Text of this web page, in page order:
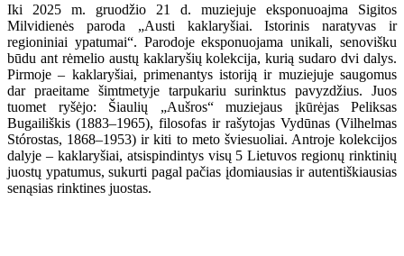
Iki 2025 m. gruodžio 21 d. muziejuje eksponuoajma Sigitos
Milvidienės paroda „Austi kaklaryšiai. Istorinis naratyvas ir
regioniniai ypatumai“. Parodoje eksponuojama unikali, senovišku
būdu ant rėmelio austų kaklaryšių kolekcija, kurią sudaro dvi dalys.
Pirmoje – kaklaryšiai, primenantys istoriją ir muziejuje saugomus
dar praeitame šimtmetyje tarpukariu surinktus pavyzdžius. Juos
tuomet ryšėjo: Šiaulių „Aušros“ muziejaus įkūrėjas Peliksas
Bugailiškis (1883–1965), filosofas ir rašytojas Vydūnas (Vilhelmas
Stórostas, 1868–1953) ir kiti to meto šviesuoliai. Antroje kolekcijos
dalyje – kaklaryšiai, atsispindintys visų 5 Lietuvos regionų rinktinių
juostų ypatumus, sukurti pagal pačias įdomiausias ir autentiškiausias
senąsias rinktines juostas.